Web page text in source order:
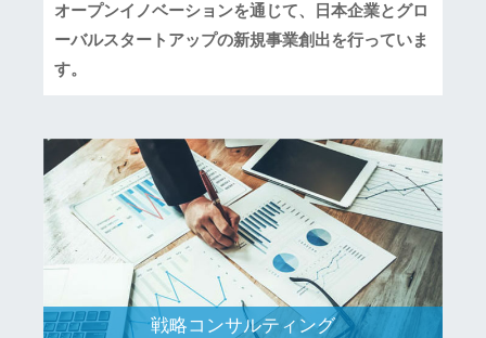
オープンイノベーションを通じて、日本企業とグロ
ーバルスタートアップの新規事業創出を行っていま
す。
戦略コンサルティング